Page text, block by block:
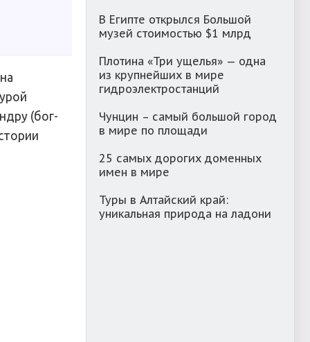
(бог-
В Египте открылся Большой
музей стоимостью $1 млрд
Плотина «Три ущелья» — одна
из крупнейших в мире
гидроэлектростанций
Чунцин – самый большой город
в мире по площади
25 самых дорогих доменных
имен в мире
Туры в Алтайский край:
уникальная природа на ладони